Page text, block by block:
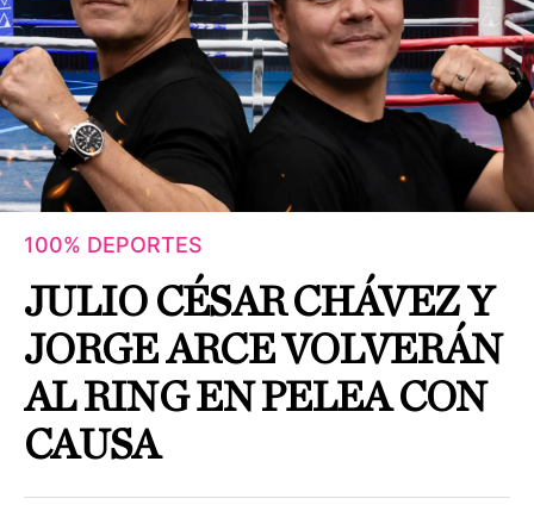
100% DEPORTES
JULIO CÉSAR CHÁVEZ Y
JORGE ARCE VOLVERÁN
AL RING EN PELEA CON
CAUSA